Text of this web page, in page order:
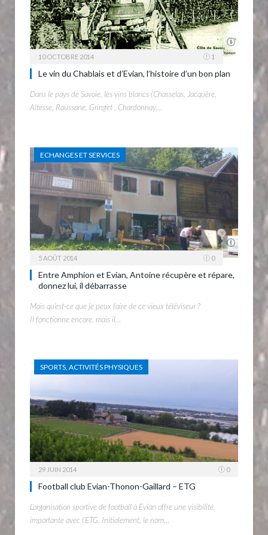
10 OCTOBRE 2014 1
Le vin du Chablais et d’Evian, l’histoire d’un bon plan
Dans le pays de Savoie, les vins blancs (Chasselas, Jacquère,
Altesse, Roussane, Gringet , Chardonnay,…
ECHANGES ET SERVICES
5 AOÛT 2014 0
Entre Amphion et Evian, Antoine récupère et répare,
donnez lui, il débarrasse
Mais qu’est-ce que je peux faire de ce vieux téléviseur ?
Il fonctionne encore, mais il…
SPORTS, ACTIVITÉS PHYSIQUES
29 JUIN 2014 0
Football club Evian-Thonon-Gaillard – ETG
L’organisation sportive de football à Evian offre une visibilité
importante avec l’ETG. Initialement, le nom…